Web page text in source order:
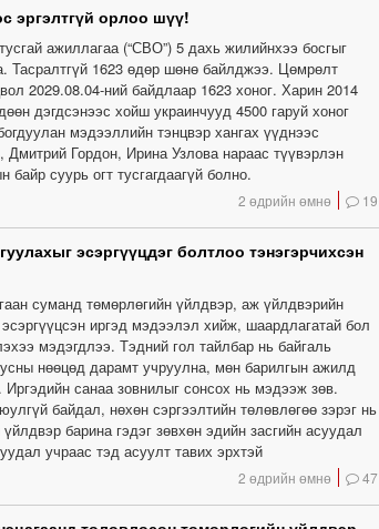
эргэлтгүй орлоо шүү!
ажиллагаа (“СВО”) 5 дахь жилийнхээ босгыг
Тасралтгүй 1623 өдөр шөнө байлджээ. Цөмрөлт
2029.08.04-ний байдлаар 1623 хоног. Харин 2014
дэгдсэнээс хойш украинчууд 4500 гаруй хоног
мэдээллийн тэнцвэр хангах үүднээс
Дмитрий Гордон, Ирина Узлова нараас түүвэрлэн
суурь огт тусгагдаагүй болно.
2 өдрийн өмнө 19
эсэргүүцдэг болтлоо тэнэгэрчихсэн
суманд төмөрлөгийн үйлдвэр, аж үйлдвэрийн
эсэргүүцсэн иргэд мэдээлэл хийж, шаардлагатай бол
мэдэгдлээ. Тэдний гол тайлбар нь байгаль
нөөцөд дарамт учруулна, мөн барилгын ажилд
санаа зовнилыг сонсох нь мэдээж зөв.
байдал, нөхөн сэргээлтийн төлөвлөгөө зэрэг нь
барина гэдэг зөвхөн эдийн засгийн асуудал
учраас тэд асуулт тавих эрхтэй
2 өдрийн өмнө 47